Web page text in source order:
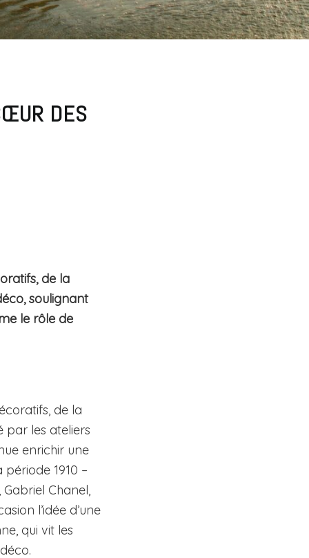
DES
de la
soulignant
le rôle de
de la
par les ateliers
enrichir une
1910 –
Chanel,
l’idée d’une
qui vit les